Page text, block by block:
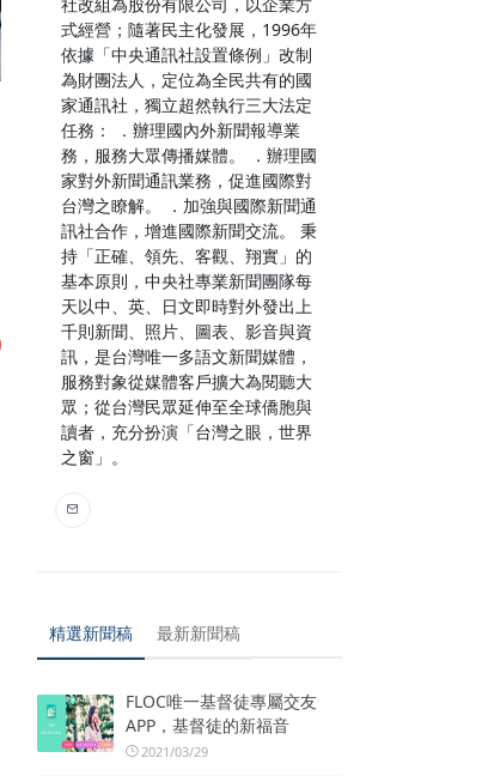
式經營；隨著民主化發展，1996年
依據「中央通訊社設置條例」改制
為財團法人，定位為全民共有的國
家通訊社，獨立超然執行三大法定
任務： ．辦理國內外新聞報導業
務，服務大眾傳播媒體。 ．辦理國
家對外新聞通訊業務，促進國際對
台灣之瞭解。 ．加強與國際新聞通
訊社合作，增進國際新聞交流。 秉
持「正確、領先、客觀、翔實」的
基本原則，中央社專業新聞團隊每
天以中、英、日文即時對外發出上
千則新聞、照片、圖表、影音與資
訊，是台灣唯一多語文新聞媒體，
服務對象從媒體客戶擴大為閱聽大
眾；從台灣民眾延伸至全球僑胞與
讀者，充分扮演「台灣之眼，世界
之窗」。
精選新聞稿 最新新聞稿
FLOC唯一基督徒專屬交友
APP，基督徒的新福音
2021/03/29